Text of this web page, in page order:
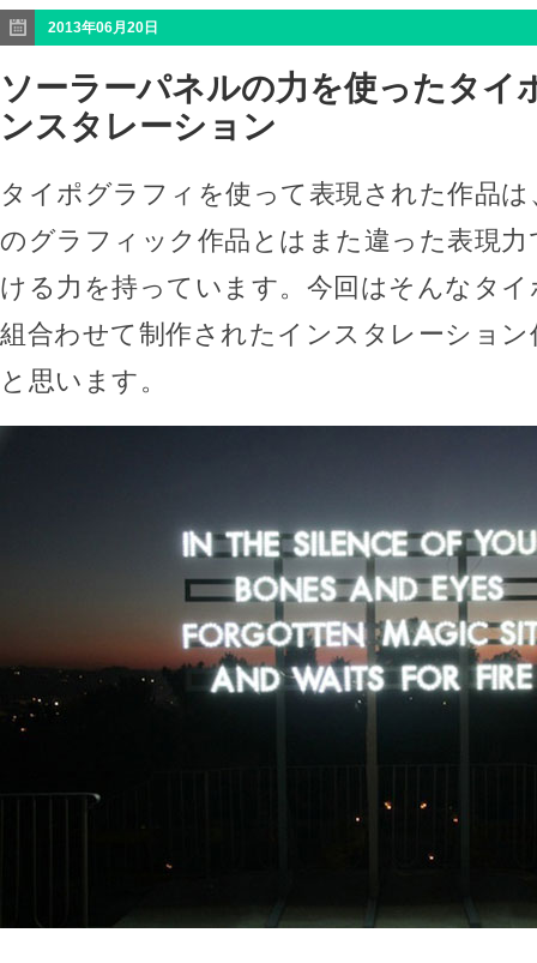
2013年06月20日
ソーラーパネルの力を使ったタイ
ンスタレーション
タイポグラフィを使って表現された作品
のグラフィック作品とはまた違った表現
ける力を持っています。今回はそんなタ
組合わせて制作されたインスタレーショ
と思います。